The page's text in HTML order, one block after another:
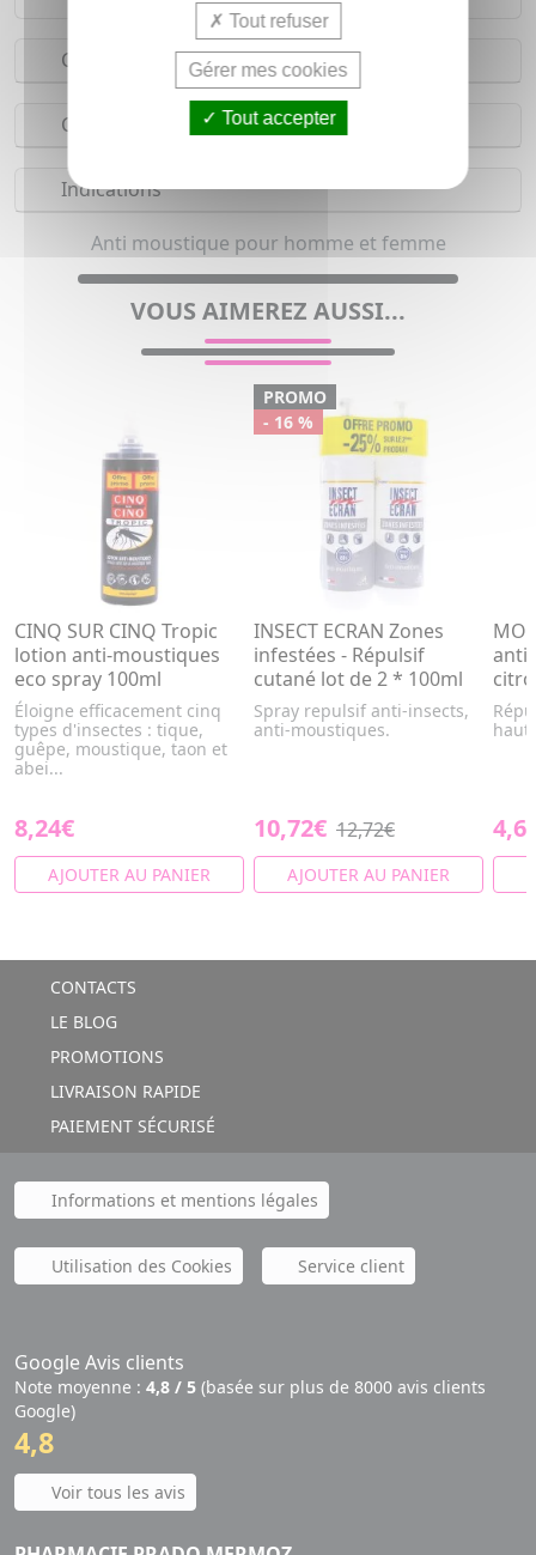
Conseils d'utilisation
Composition
Indications
Anti moustique pour homme et femme
VOUS AIMEREZ AUSSI...
CINQ SUR CINQ Tropic
lotion anti-moustiques
eco spray 100ml
Éloigne efficacement cinq
types d'insectes : tique,
guêpe, moustique, taon et
abei...
8,24€
AJOUTER AU PANIER
PROMO
- 16 %
INSECT ECRAN Zones
infestées - Répulsif
cutané lot de 2 * 100ml
Spray repulsif anti-insects,
anti-moustiques.
10,72€ 12,72€
AJOUTER AU PANIER
CONTACTS
LE BLOG
PROMOTIONS
LIVRAISON RAPIDE
PAIEMENT SÉCURISÉ
Informations et mentions légales
Utilisation des Cookies Service client
Google Avis clients
Note moyenne : 4,8 / 5 (basée sur plus de 8000 avis clients
Google)
4,8
Voir tous les avis
Tout refuser
Gérer mes cookies
Tout accepter